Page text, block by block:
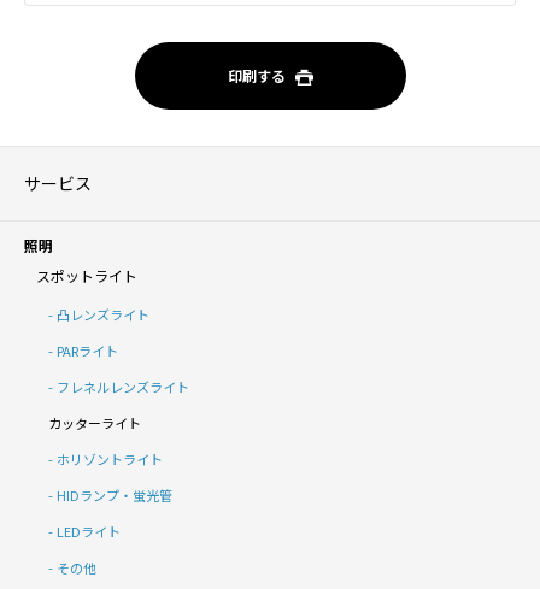
印刷する
サービス
照明
スポットライト
凸レンズライト
PARライト
フレネルレンズライト
カッターライト
ホリゾントライト
HIDランプ・蛍光管
LEDライト
その他